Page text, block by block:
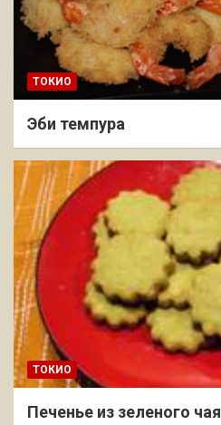
ТОКИО
Эби темпура
ТОКИО
Печенье из зеленого чая